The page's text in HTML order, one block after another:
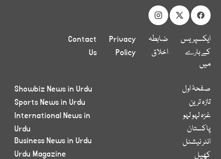
ایکسپریس
کے بارے
میں
ضابطہ
اخلاق
Privacy
Policy
Contact
Us
صفحۂ اول
تازہ ترین
غزہ لہو لہو
پاکستان
انٹر نیشنل
کھیل
Showbiz News in Urdu
Sports News in Urdu
International News in
Urdu
Business News in Urdu
Urdu Magazine